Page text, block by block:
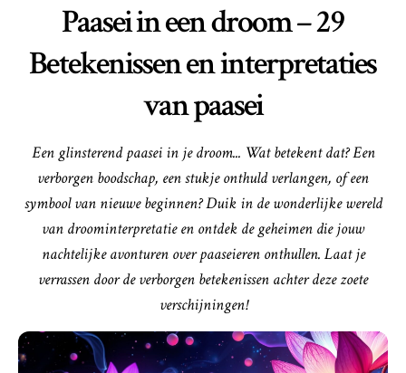
Paasei in een droom – 29
Betekenissen en interpretaties
van paasei
Een glinsterend paasei in je droom... Wat betekent dat? Een
verborgen boodschap, een stukje onthuld verlangen, of een
symbool van nieuwe beginnen? Duik in de wonderlijke wereld
van droominterpretatie en ontdek de geheimen die jouw
nachtelijke avonturen over paaseieren onthullen. Laat je
verrassen door de verborgen betekenissen achter deze zoete
verschijningen!